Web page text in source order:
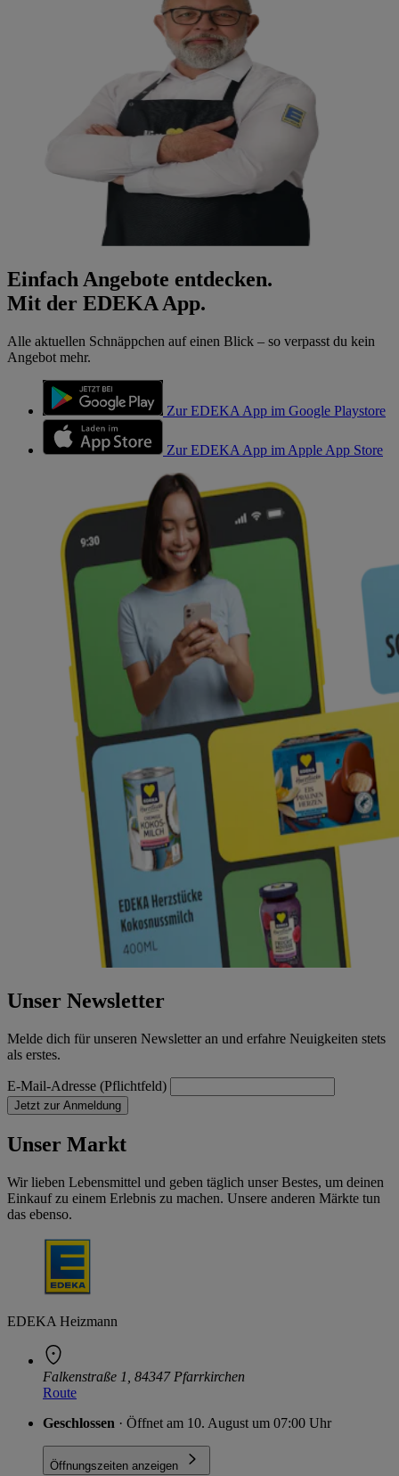
Einfach Angebote entdecken.
Mit der EDEKA App.
Alle aktuellen Schnäppchen auf einen Blick – so verpasst du kein
Angebot mehr.
Zur EDEKA App im Google Playstore
Zur EDEKA App im Apple App Store
Unser Newsletter
Melde dich für unseren Newsletter an und erfahre Neuigkeiten stets
als erstes.
E-Mail-Adresse (Pflichtfeld)
Jetzt zur Anmeldung
Unser Markt
Wir lieben Lebensmittel und geben täglich unser Bestes, um deinen
Einkauf zu einem Erlebnis zu machen. Unsere anderen Märkte tun
das ebenso.
EDEKA Heizmann
Falkenstraße 1, 84347 Pfarrkirchen
Route
Geschlossen · Öffnet am 10. August um 07:00 Uhr
Öffnungszeiten anzeigen